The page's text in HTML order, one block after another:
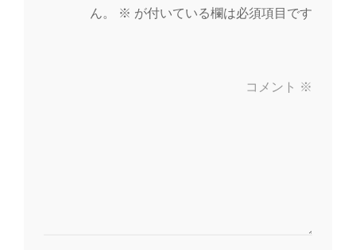
ん。
※ が付いている欄は必須項目です
コメント ※